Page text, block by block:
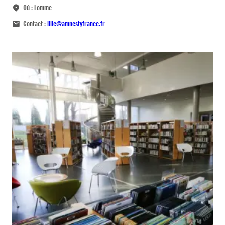
Où :Lomme
Contact :lille@amnestyfrance.fr